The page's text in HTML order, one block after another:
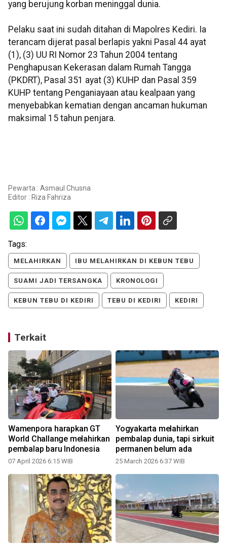
yang berujung korban meninggal dunia.
Pelaku saat ini sudah ditahan di Mapolres Kediri. Ia
terancam dijerat pasal berlapis yakni Pasal 44 ayat
(1), (3) UU RI Nomor 23 Tahun 2004 tentang
Penghapusan Kekerasan dalam Rumah Tangga
(PKDRT), Pasal 351 ayat (3) KUHP dan Pasal 359
KUHP tentang Penganiayaan atau kealpaan yang
menyebabkan kematian dengan ancaman hukuman
maksimal 15 tahun penjara.
Pewarta : Asmaul Chusna
Editor : Riza Fahriza
Tags:
MELAHIRKAN IBU MELAHIRKAN DI KEBUN TEBU
SUAMI JADI TERSANGKA KRONOLOGI
KEBUN TEBU DI KEDIRI TEBU DI KEDIRI KEDIRI
Terkait
Wamenpora harapkan GT
World Challange melahirkan
pembalap baru Indonesia
07 April 2026 6:15 WIB
Yogyakarta melahirkan
pembalap dunia, tapi sirkuit
permanen belum ada
25 March 2026 6:37 WIB